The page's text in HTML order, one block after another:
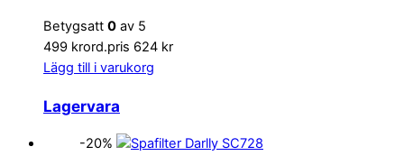
Betygsatt 0 av 5
499 krord.pris 624 kr
Lägg till i varukorg
Lagervara
-20%